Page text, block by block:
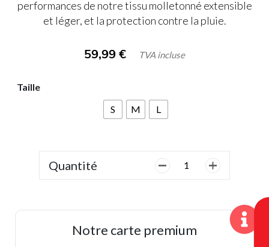
performances de notre tissu molletonné extensible
et léger, et la protection contre la pluie.
59,99 € TVA incluse
Taille
S
M L
Quantité
quantité
Armour,
SweaterFleece
Notre carte premium